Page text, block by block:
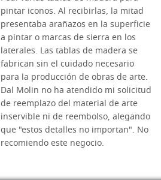
pintar iconos. Al recibirlas, la mitad
presentaba arañazos en la superficie
a pintar o marcas de sierra en los
laterales. Las tablas de madera se
fabrican sin el cuidado necesario
para la producción de obras de arte.
Dal Molin no ha atendido mi solicitud
de reemplazo del material de arte
inservible ni de reembolso, alegando
que "estos detalles no importan". No
recomiendo este negocio.